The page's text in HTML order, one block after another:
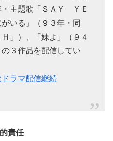
・主題歌「ＳＡＹ ＹＥ
いる」（９３年・同
」）、「妹よ」（９４
３作品を配信してい
ラマ配信継続
責任